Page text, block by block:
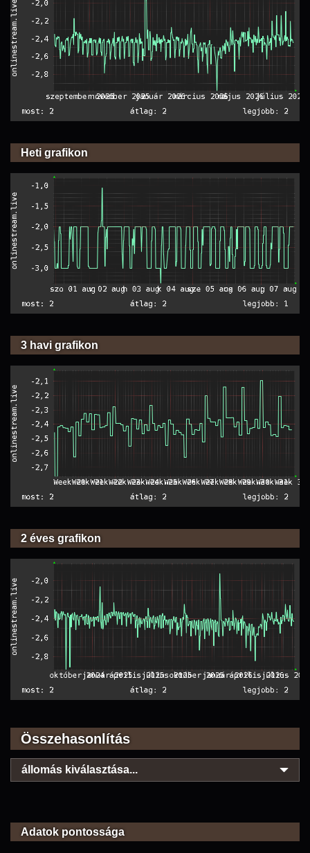
Heti grafikon
3 havi grafikon
2 éves grafikon
Összehasonlítás
állomás kiválasztása...
Adatok pontossága